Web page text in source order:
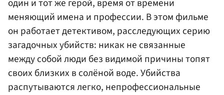
один и тот же герой, время от времени
меняющий имена и профессии. В этом фильме
он работает детективом, расследующих серию
загадочных убийств: никак не связанные
между собой люди без видимой причины топят
своих близких в солёной воде. Убийства
распутываются легко, непрофессиональные